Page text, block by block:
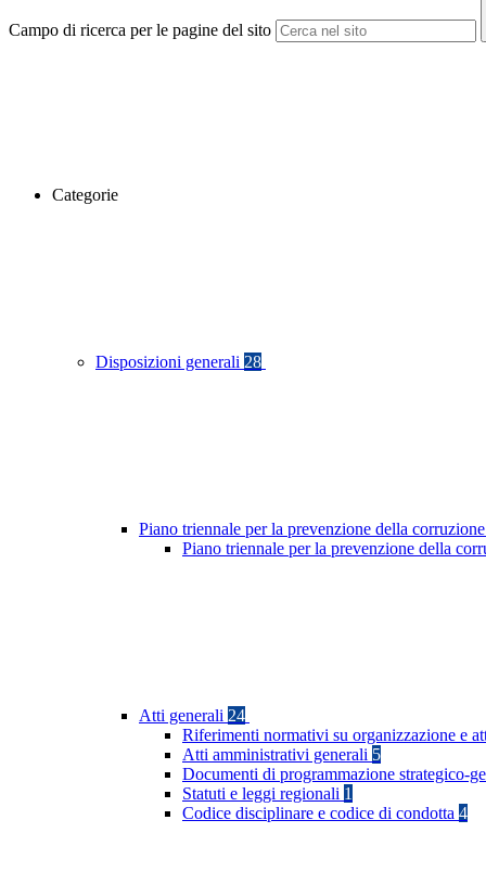
Campo di ricerca per le pagine del sito
Categorie
Disposizioni generali 28
Piano triennale per la prevenzione della
Piano triennale per la prevenzione della
Atti generali 24
Riferimenti normativi su organizzazione e
Atti amministrativi generali 5
Documenti di programmazione strategico-
Statuti e leggi regionali 1
Codice disciplinare e codice di condotta 4